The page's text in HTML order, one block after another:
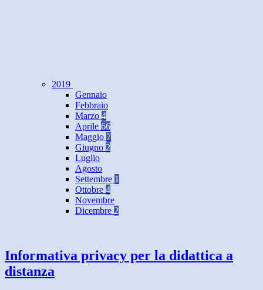
2019
Gennaio
Febbraio
Marzo 4
Aprile 66
Maggio 7
Giugno 2
Luglio
Agosto
Settembre 1
Ottobre 4
Novembre
Dicembre 2
Informativa privacy per la didattica a
distanza